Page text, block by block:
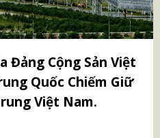
Đảng Cộng Sản Việt
Quốc Chiếm Giữ
Việt Nam.